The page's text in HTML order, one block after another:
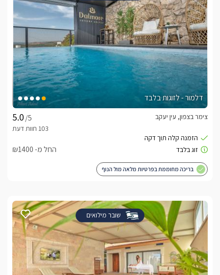
דלמור - לזוגות בלבד
/5
צימר בצפון, עין יעקב
החל מ- ₪1400
בריכה מחוממת בפרטיות מלאה מול הנוף
שובר מילואים